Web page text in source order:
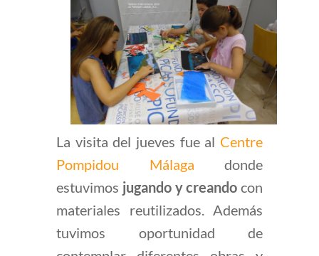
La visita del jueves fue al Centre
Pompidou Málaga donde
estuvimos jugando y creando con
materiales reutilizados. Además
tuvimos oportunidad de